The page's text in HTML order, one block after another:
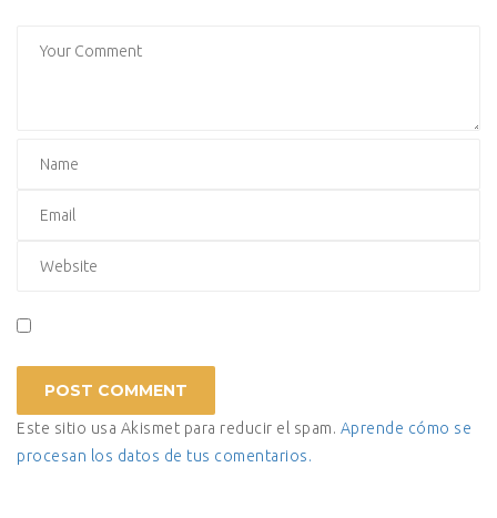
Este sitio usa Akismet para reducir el spam. Aprende cómo se
procesan los datos de tus comentarios.